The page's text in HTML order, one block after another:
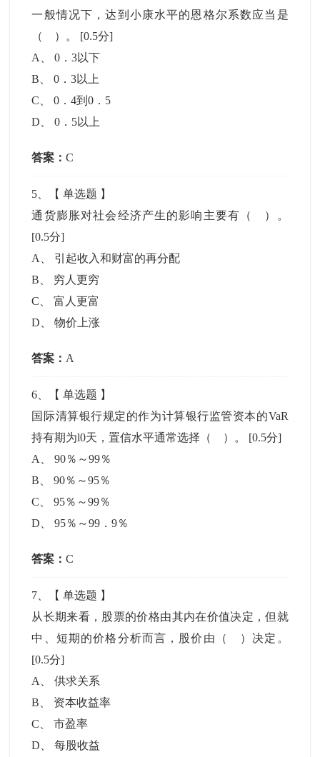
一般情况下，达到小康水平的恩格尔系数应当是
（ ）。 [0.5分]
A
、0．3以下
B 、0．3以上
C 、0．4到0．5
D 、0．5以上
答案：C
5 、【单选题 】
通货膨胀对社会经济产生的影响主要有（ ）。
[0.5分]
A
引起收入和财富的再分配
B
穷人更穷
C 、富人更富
D 、物价上涨
答案： A
6 、【单选题 】
国际清算银行规定的作为计算银行监管资本的VaR
持有期为l0天，置信水平通常选择（ ）。 [0.5分]
A
、90％～99％
B 、90％～95％
C 、95％～99％
D 、95％～99．9％
答案：C
7 、【单选题 】
从长期来看，股票的价格由其内在价值决定，但就
中、短期的价格分析而言，股价由（ ）决定。
[0.5分]
A
、供求关系
B
资本收益率
C 、市盈率
D 、每股收益